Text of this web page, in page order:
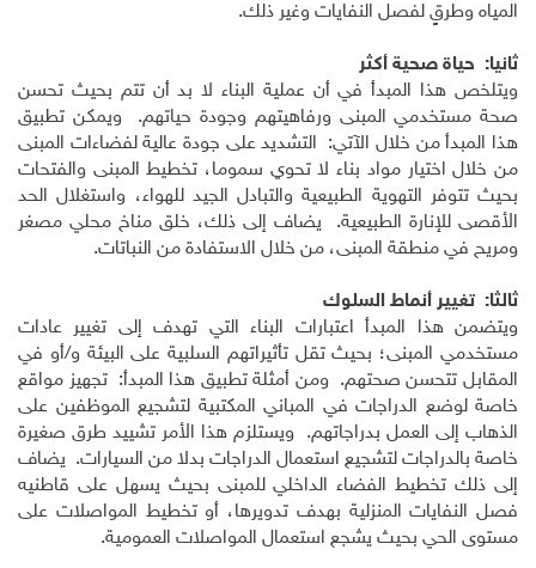
المياه وطرقٍ لفصل النفايات وغير ذلك.
ثانيا: حياة صحية أكثر
ويتلخص هذا المبدأ في أن عملية البناء لا بد أن تتم بحيث تحسن
صحة مستخدمي المبنى ورفاهيتهم وجودة حياتهم. ويمكن تطبيق
هذا المبدأ من خلال الآتي: التشديد على جودة عالية لفضاءات المبنى
من خلال اختيار مواد بناء لا تحوي سموما، تخطيط المبنى والفتحات
بحيث تتوفر التهوية الطبيعية والتبادل الجيد للهواء، واستغلال الحد
الأقصى للإنارة الطبيعية. يضاف إلى ذلك، خلق مناخ محلي مصغر
ومريح في منطقة المبنى، من خلال الاستفادة من النباتات.
ثالثا: تغيير أنماط السلوك
ويتضمن هذا المبدأ اعتبارات البناء التي تهدف إلى تغيير عادات
مستخدمي المبنى؛ بحيث تقل تأثيراتهم السلبية على البيئة و/أو في
المقابل تتحسن صحتهم. ومن أمثلة تطبيق هذا المبدأ: تجهيز مواقع
خاصة لوضع الدراجات في المباني المكتبية لتشجيع الموظفين على
الذهاب إلى العمل بدراجاتهم. ويستلزم هذا الأمر تشييد طرق صغيرة
خاصة بالدراجات لتشجيع استعمال الدراجات بدلا من السيارات. يضاف
إلى ذلك تخطيط الفضاء الداخلي للمبنى بحيث يسهل على قاطنيه
فصل النفايات المنزلية بهدف تدويرها، أو تخطيط المواصلات على
مستوى الحي بحيث يشجع استعمال المواصلات العمومية.